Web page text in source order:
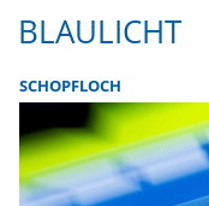
BLAULICHT
SCHOPFLOCH